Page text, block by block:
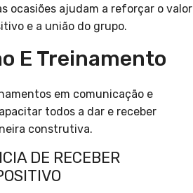
ocasiões ajudam a reforçar o valor
e a união do grupo.
E Treinamento
em comunicação e
todos a dar e receber
construtiva.
DE RECEBER